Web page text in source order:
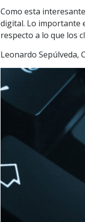
Como esta
digital. Lo importante
respecto a lo que los
Leonardo Sepúlveda,